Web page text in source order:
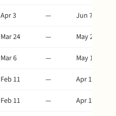
Apr 3 —
Jun 7
Mar 24 —
May 28
Mar 6 —
May 10
Feb 11 —
Apr 17
Feb 11 —
Apr 17